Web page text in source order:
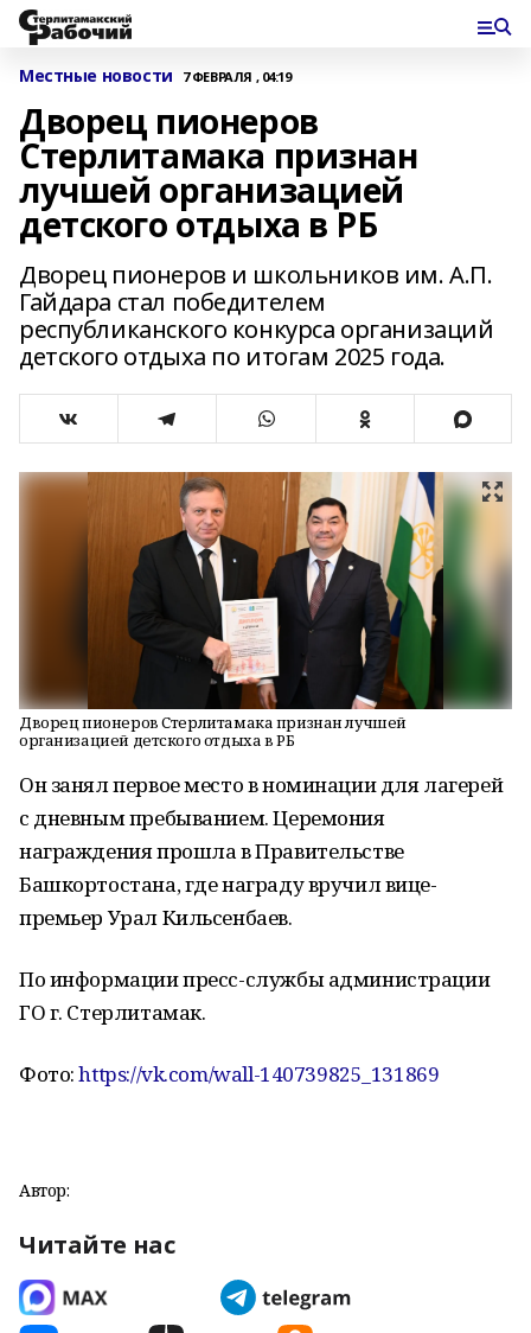
Местные новости 7 ФЕВРАЛЯ , 04:19
Дворец пионеров
Стерлитамака признан
лучшей организацией
детского отдыха в РБ
Дворец пионеров и школьников им. А.П.
Гайдара стал победителем
республиканского конкурса организаций
детского отдыха по итогам 2025 года.
Дворец пионеров Стерлитамака признан лучшей
организацией детского отдыха в РБ
Он занял первое место в номинации для лагерей
с дневным пребыванием. Церемония
награждения прошла в Правительстве
Башкортостана, где награду вручил вице-
премьер Урал Кильсенбаев.
По информации пресс-службы администрации
ГО г. Стерлитамак.
Фото:https://vk.com/wall-140739825_131869
Автор:
Читайте нас